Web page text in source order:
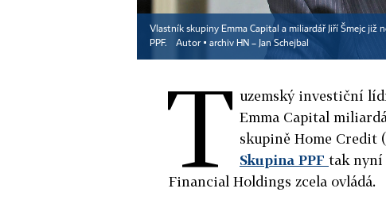
Vlastník skupiny Emma Capital a miliardář Jiří Šmejc již
PPF.
Autor ▪ archiv HN – Jan Schejbal
T uzemský investiční
Emma Capital
skupině Home Credit
Skupina PPF tak nyní
Financial Holdings zcela ovládá.